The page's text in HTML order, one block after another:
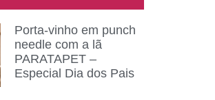
Porta-vinho em punch
needle com a lã
PARATAPET –
Especial Dia dos Pais